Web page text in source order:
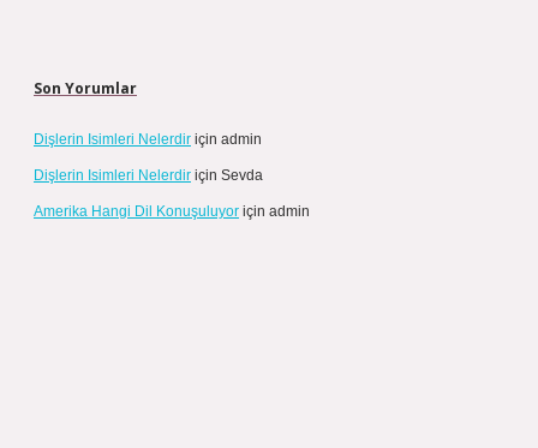
Son Yorumlar
Dişlerin Isimleri Nelerdir için admin
Dişlerin Isimleri Nelerdir için Sevda
Amerika Hangi Dil Konuşuluyor için admin